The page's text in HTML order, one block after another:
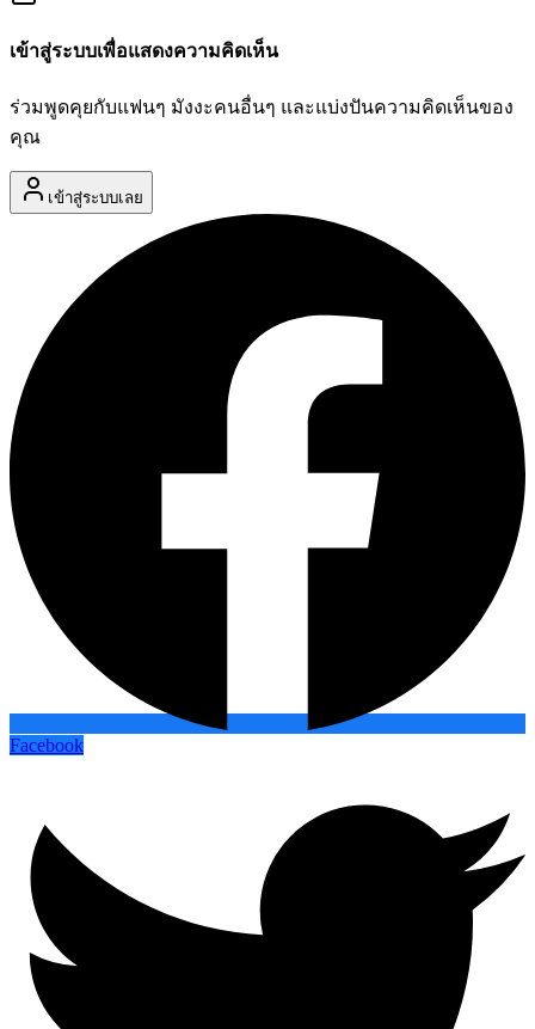
เข้าสู่ระบบเพื่อแสดงความคิดเห็น
ร่วมพูดคุยกับแฟนๆ มังงะคนอื่นๆ และแบ่งปันความคิดเห็นของ
คุณ
เข้าสู่ระบบเลย
Facebook